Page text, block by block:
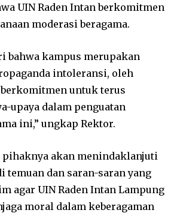
UIN Raden Intan berkomitmen
moderasi beragama.
bahwa kampus merupakan
intoleransi, oleh
untuk terus
upaya dalam penguatan
ini,” ungkap Rektor.
pihaknya akan menindaklanjuti
temuan dan saran-saran yang
agar UIN Raden Intan Lampung
moral dalam keberagaman